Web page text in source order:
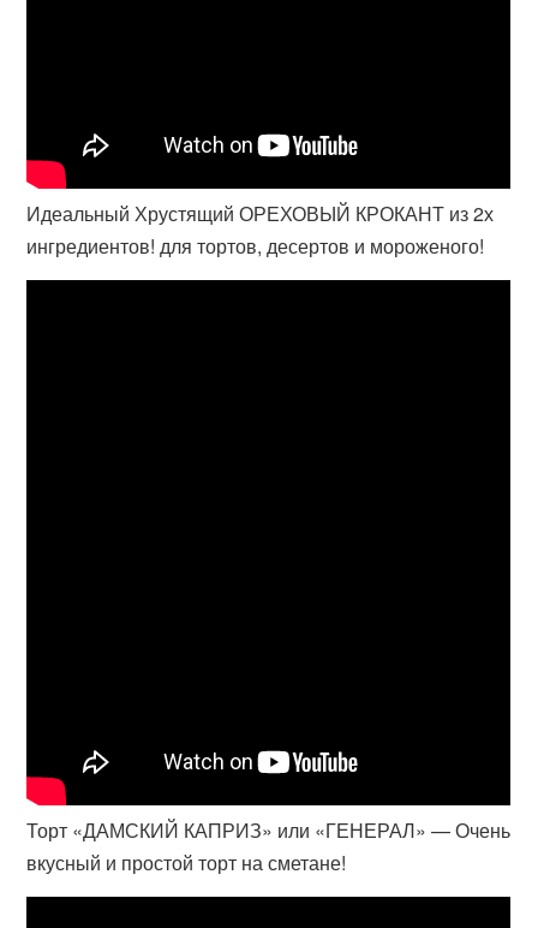
Идеальный Хрустящий ОРЕХОВЫЙ КРОКАНТ из 2х
ингредиентов! для тортов, десертов и мороженого!
Торт «ДАМСКИЙ КАПРИЗ» или «ГЕНЕРАЛ» — Очень
вкусный и простой торт на сметане!